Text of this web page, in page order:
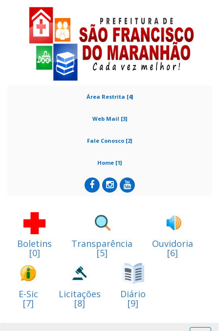
Área Restrita [4]
Web Mail [3]
Fale Conosco [2]
Home [1]
Boletins
[0]
Transparência
[5]
Ouvidoria
[6]
E-Sic
[7]
Licitações
[8]
Diário
[9]